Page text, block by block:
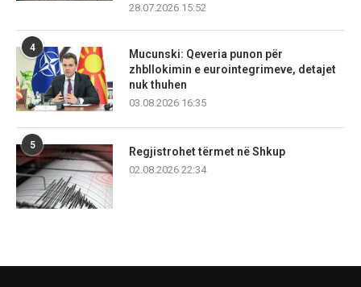
28.07.2026 15:52
4
Mucunski: Qeveria punon për
zhbllokimin e eurointegrimeve, detajet
nuk thuhen
03.08.2026 16:35
5
Regjistrohet tërmet në Shkup
02.08.2026 22:34